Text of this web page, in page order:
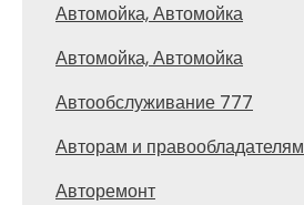
Автомойка, Автомойка
Автомойка, Автомойка
Автообслуживание 777
Авторам и правообладателям
Авторемонт